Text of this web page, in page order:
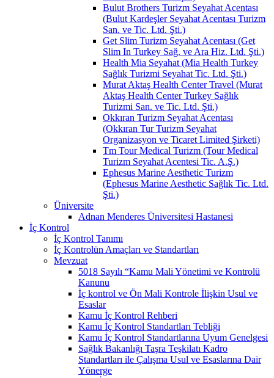
Bulut Brothers Turizm Seyahat Acentası
(Bulut Kardeşler Seyahat Acentası Turizm
San. ve Tic. Ltd. Şti.)
Get Slim Turizm Seyahat Acentası (Get
Slim In Turkey Sağ. ve Ara Hiz. Ltd. Şti.)
Health Mia Seyahat (Mia Health Turkey
Sağlık Turizmi Seyahat Tic. Ltd. Şti.)
Murat Aktaş Health Center Travel (Murat
Aktaş Health Center Turkey Sağlık
Turizmi San. ve Tic. Ltd. Şti.)
Okkıran Turizm Seyahat Acentası
(Okkıran Tur Turizm Seyahat
Organizasyon ve Ticaret Limited Şirketi)
Tm Tour Medical Turizm (Tour Medical
Turizm Seyahat Acentesi Tic. A.Ş.)
Ephesus Marine Aesthetic Turizm
(Ephesus Marine Aesthetic Sağlık Tic. Ltd.
Şti.)
Üniversite
Adnan Menderes Üniversitesi Hastanesi
İç Kontrol
İç Kontrol Tanımı
İç Kontrolün Amaçları ve Standartları
Mevzuat
5018 Sayılı “Kamu Mali Yönetimi ve Kontrolü
Kanunu
İç kontrol ve Ön Mali Kontrole İlişkin Usul ve
Esaslar
Kamu İç Kontrol Rehberi
Kamu İç Kontrol Standartları Tebliği
Kamu İç Kontrol Standartlarına Uyum Genelgesi
Sağlık Bakanlığı Taşra Teşkilatı Kadro
Standartları ile Çalışma Usul ve Esaslarına Dair
Yönerge